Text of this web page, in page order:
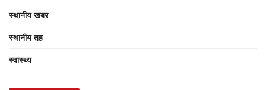
स्थानीय खबर
स्थानीय तह
स्वास्थ्य